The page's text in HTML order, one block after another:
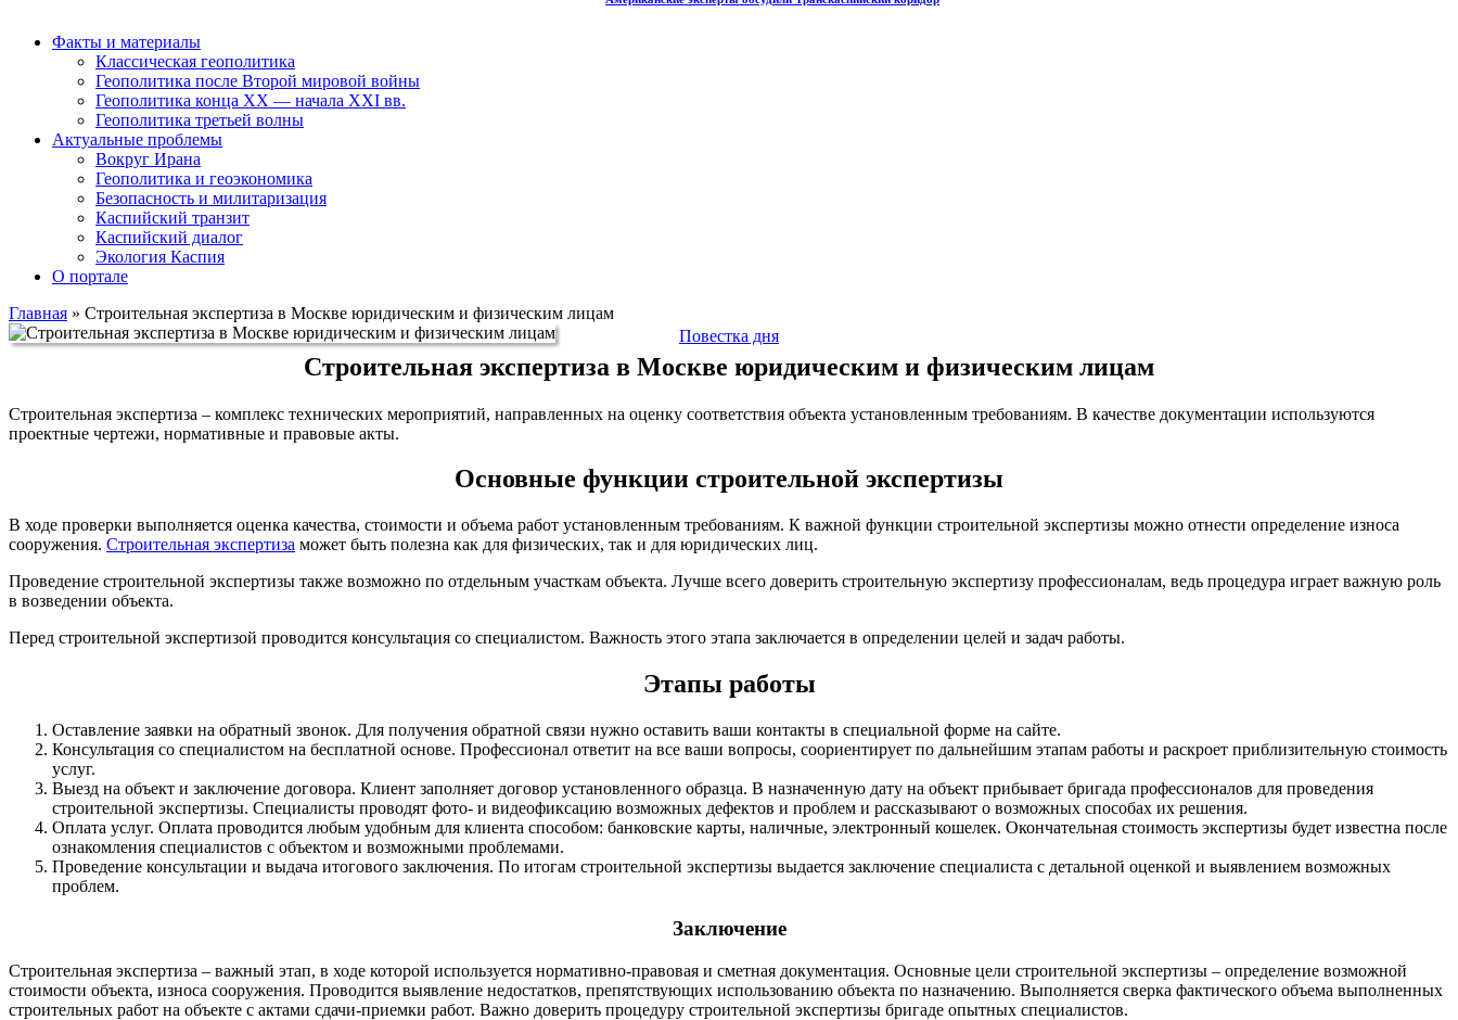
Факты и материалы
Классическая геополитика
Геополитика после Второй мировой войны
Геополитика конца XX — начала XXI вв.
Геополитика третьей волны
Актуальные проблемы
Вокруг Ирана
Геополитика и геоэкономика
Безопасность и милитаризация
Каспийский транзит
Каспийский диалог
Экология Каспия
О портале
Главная » Строительная экспертиза в Москве юридическим и физическим лицам
Повестка дня
Строительная экспертиза в Москве юридическим и физическим лицам
Строительная экспертиза – комплекс технических мероприятий, направленных на оценку соответствия объекта установленным требованиям. В качестве документации используются
проектные чертежи, нормативные и правовые акты.
Основные функции строительной экспертизы
В ходе проверки выполняется оценка качества, стоимости и объема работ установленным требованиям. К важной функции строительной экспертизы можно отнести определение износа
сооружения. Строительная экспертиза может быть полезна как для физических, так и для юридических лиц.
Проведение строительной экспертизы также возможно по отдельным участкам объекта. Лучше всего доверить строительную экспертизу профессионалам, ведь процедура играет важную роль
в возведении объекта.
Перед строительной экспертизой проводится консультация со специалистом. Важность этого этапа заключается в определении целей и задач работы.
Этапы работы
Оставление заявки на обратный звонок. Для получения обратной связи нужно оставить ваши контакты в специальной форме на сайте.
Консультация со специалистом на бесплатной основе. Профессионал ответит на все ваши вопросы, соориентирует по дальнейшим этапам работы и раскроет приблизительную стоимость
услуг.
Выезд на объект и заключение договора. Клиент заполняет договор установленного образца. В назначенную дату на объект прибывает бригада профессионалов для проведения
строительной экспертизы. Специалисты проводят фото- и видеофиксацию возможных дефектов и проблем и рассказывают о возможных способах их решения.
Оплата услуг. Оплата проводится любым удобным для клиента способом: банковские карты, наличные, электронный кошелек. Окончательная стоимость экспертизы будет известна после
ознакомления специалистов с объектом и возможными проблемами.
Проведение консультации и выдача итогового заключения. По итогам строительной экспертизы выдается заключение специалиста с детальной оценкой и выявлением возможных
проблем.
Заключение
Строительная экспертиза – важный этап, в ходе которой используется нормативно-правовая и сметная документация. Основные цели строительной экспертизы – определение возможной
стоимости объекта, износа сооружения. Проводится выявление недостатков, препятствующих использованию объекта по назначению. Выполняется сверка фактического объема выполненных
строительных работ на объекте с актами сдачи-приемки работ. Важно доверить процедуру строительной экспертизы бригаде опытных специалистов.